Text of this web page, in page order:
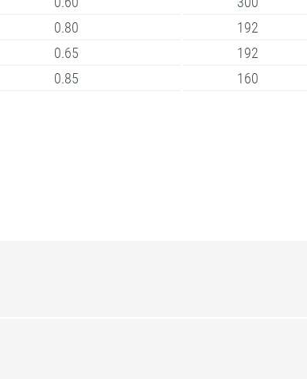
0.80 192
0.65 192
0.85 160